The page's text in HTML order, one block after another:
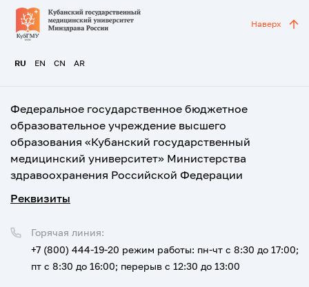
RU EN CN AR
Наверх
Федеральное государственное бюджетное
образовательное учреждение высшего
образования «Кубанский государственный
медицинский университет» Министерства
здравоохранения Российской Федерации
Реквизиты
Горячая линия:
+7 (800) 444-19-20 режим работы: пн-чт с 8:30 до 17:00;
пт с 8:30 до 16:00; перерыв с 12:30 до 13:00